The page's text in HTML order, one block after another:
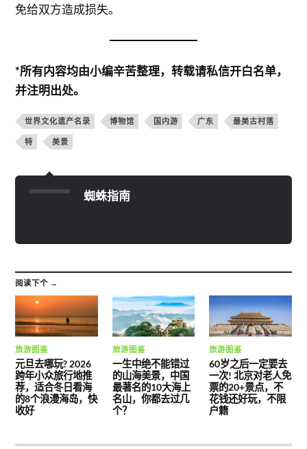
免给双方造成损失。
*所有内容均由小编辛苦整理，转载请私信开白名单，
并注明出处。
世界文化遗产名录 博物馆 国内游 广东 最美古村落
特 美景
蜘蛛指南
阅读下个 →
旅游图鉴
元旦去哪玩? 2026
跨年小众旅行地推
荐，适合冬日看海
的8个浪漫海岛，快
收好
旅游图鉴
一生中绝不能错过
的山海美景，中国
最著名的10大海上
名山，你都去过几
个？
旅游图鉴
60岁之后一定要去
一次! 北京对老人免
票的20+景点，不
花钱还好玩，不限
户籍